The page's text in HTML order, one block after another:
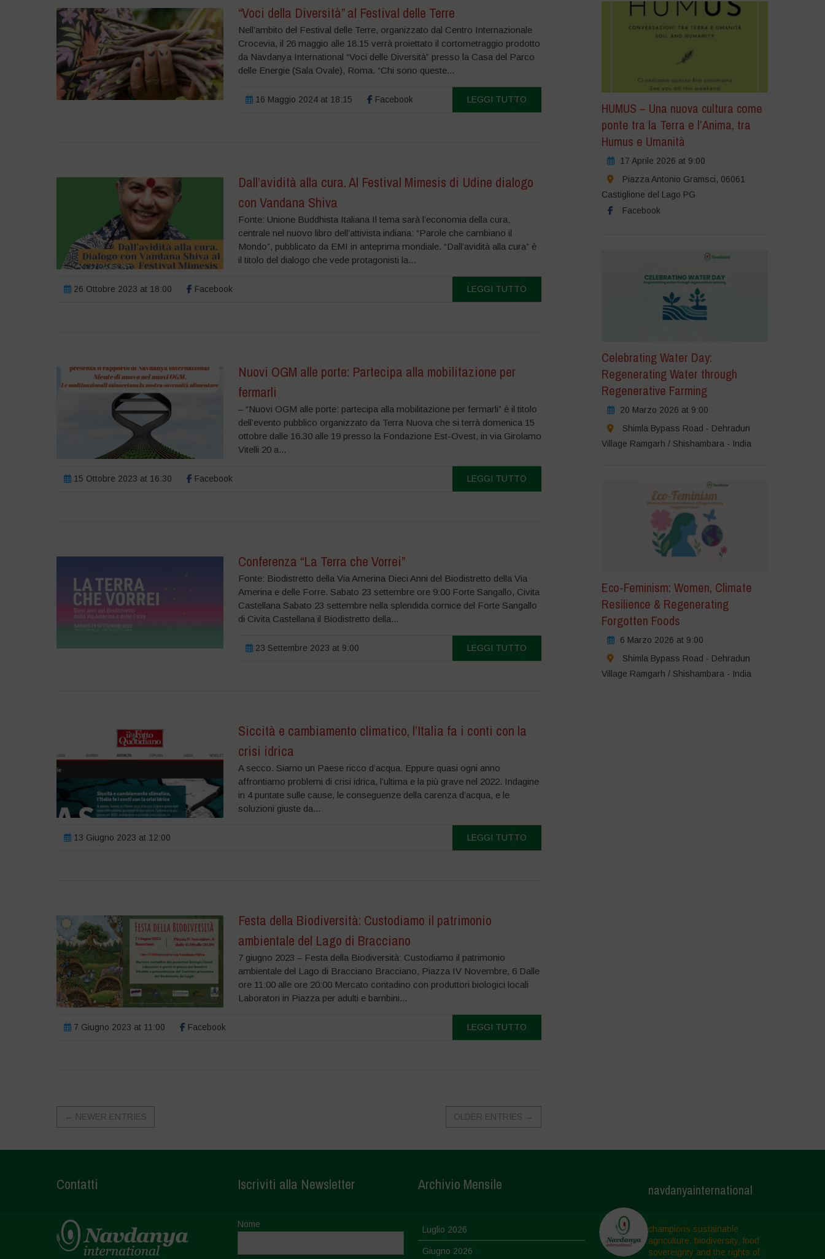
“Voci della Diversità” al Festival delle Terre
Nell’ambito del Festival delle Terre, organizzato dal Centro Internazionale
Crocevia, il 26 maggio alle 18.15 verrà proiettato il cortometraggio prodotto
da Navdanya International “Voci delle Diversità” presso la Casa del Parco
delle Energie (Sala Ovale), Roma. “Chi sono queste...
16 Maggio 2024 at 18:15 Facebook LEGGI TUTTO
Dall’avidità alla cura. Al Festival Mimesis di Udine dialogo
con Vandana Shiva
Fonte: Unione Buddhista Italiana Il tema sarà l’economia della cura,
centrale nel nuovo libro dell’attivista indiana: “Parole che cambiano il
Mondo”, pubblicato da EMI in anteprima mondiale. “Dall’avidità alla cura” è
il titolo del dialogo che vede protagonisti la...
26 Ottobre 2023 at 18:00 Facebook LEGGI TUTTO
Nuovi OGM alle porte: Partecipa alla mobilitazione per
fermarli
– “Nuovi OGM alle porte: partecipa alla mobilitazione per fermarli” è il titolo
dell’evento pubblico organizzato da Terra Nuova che si terrà domenica 15
ottobre dalle 16.30 alle 19 presso la Fondazione Est-Ovest, in via Girolamo
Vitelli 20 a...
15 Ottobre 2023 at 16:30 Facebook LEGGI TUTTO
Conferenza “La Terra che Vorrei”
Fonte: Biodistretto della Via Amerina Dieci Anni del Biodistretto della Via
Amerina e delle Forre. Sabato 23 settembre ore 9:00 Forte Sangallo, Civita
Castellana Sabato 23 settembre nella splendida cornice del Forte Sangallo
di Civita Castellana il Biodistretto della...
23 Settembre 2023 at 9:00 LEGGI TUTTO
Siccità e cambiamento climatico, l’Italia fa i conti con la
crisi idrica
A secco. Siamo un Paese ricco d’acqua. Eppure quasi ogni anno
affrontiamo problemi di crisi idrica, l’ultima e la più grave nel 2022. Indagine
in 4 puntate sulle cause, le conseguenze della carenza d’acqua, e le
soluzioni giuste da...
13 Giugno 2023 at 12:00 LEGGI TUTTO
Festa della Biodiversità: Custodiamo il patrimonio
ambientale del Lago di Bracciano
7 giugno 2023 – Festa della Biodiversità: Custodiamo il patrimonio
ambientale del Lago di Bracciano Bracciano, Piazza IV Novembre, 6 Dalle
ore 11:00 alle ore 20:00 Mercato contadino con produttori biologici locali
Laboratori in Piazza per adulti e bambini...
7 Giugno 2023 at 11:00 Facebook LEGGI TUTTO
← NEWER ENTRIES OLDER ENTRIES →
HUMUS – Una nuova cultura come
ponte tra la Terra e l’Anima, tra
Humus e Umanità
17 Aprile 2026 at 9:00
Piazza Antonio Gramsci, 06061
Castiglione del Lago PG
Facebook
Celebrating Water Day:
Regenerating Water through
Regenerative Farming
20 Marzo 2026 at 9:00
Shimla Bypass Road - Dehradun
Village Ramgarh / Shishambara - India
Eco-Feminism: Women, Climate
Resilience & Regenerating
Forgotten Foods
6 Marzo 2026 at 9:00
Shimla Bypass Road - Dehradun
Village Ramgarh / Shishambara - India
Contatti Iscriviti alla Newsletter
Nome
Archivio Mensile
Luglio 2026
Giugno 2026
navdanyainternational
champions sustainable
agriculture, biodiversity, food
sovereignty and the rights of